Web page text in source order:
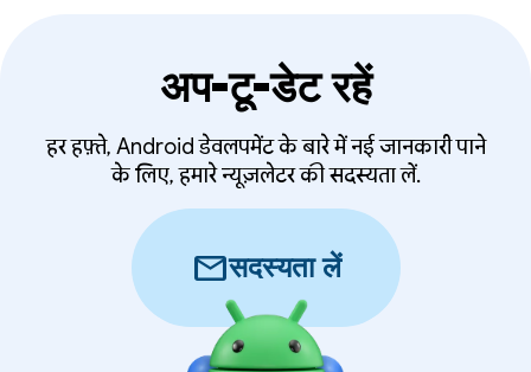
अप-टू-डेट रहें
हर हफ़्ते, Android डेवलपमेंट के बारे में नई जानकारी पाने
के लिए, हमारे न्यूज़लेटर की सदस्यता लें.
mailसदस्यता लें